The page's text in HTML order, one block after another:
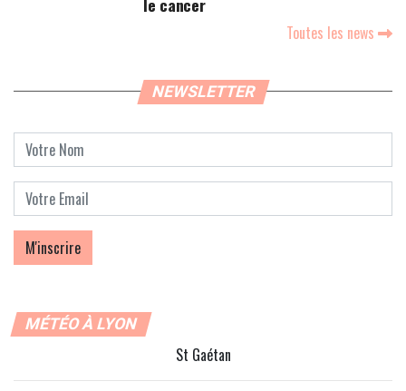
Toutes les news
NEWSLETTER
MÉTÉO À LYON
St Gaétan